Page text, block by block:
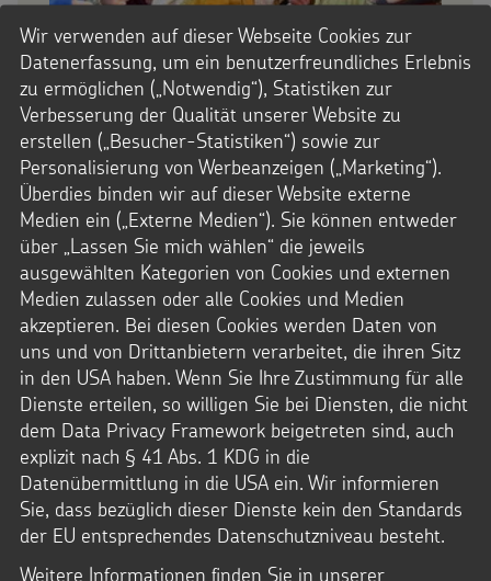
Pressematerialien zum
Kindermissionswerk und zur Aktion
Dreikönigssingen
Hier finden Sie alle Pressematerialien zum
Kindermissionswerk und zur Aktion Dreikönigssingen
zum Download.
PRESSEMATERIALIEN
Wir verwenden auf dieser Webseite Cookies zur
Datenerfassung, um ein benutzerfreundliches Erlebnis
zu ermöglichen („Notwendig“), Statistiken zur
Verbesserung der Qualität unserer Website zu
erstellen („Besucher-Statistiken“) sowie zur
Personalisierung von Werbeanzeigen („Marketing“).
Überdies binden wir auf dieser Website externe
Medien ein („Externe Medien“). Sie können entweder
über „Lassen Sie mich wählen“ die jeweils
ausgewählten Kategorien von Cookies und externen
Medien zulassen oder alle Cookies und Medien
akzeptieren. Bei diesen Cookies werden Daten von
uns und von Drittanbietern verarbeitet, die ihren Sitz
in den USA haben. Wenn Sie Ihre Zustimmung für alle
Dienste erteilen, so willigen Sie bei Diensten, die nicht
dem Data Privacy Framework beigetreten sind, auch
explizit nach § 41 Abs. 1 KDG in die
Datenübermittlung in die USA ein. Wir informieren
Sie, dass bezüglich dieser Dienste kein den Standards
der EU entsprechendes Datenschutzniveau besteht.
Weitere Informationen finden Sie in unserer